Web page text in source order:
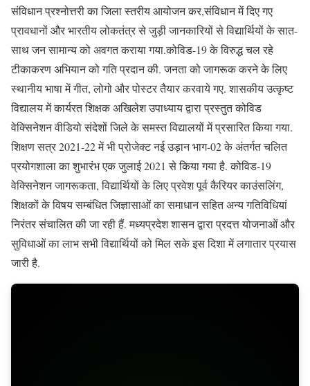
संविधान प्रश्नोत्तरी का जिला स्तरीय आयोजन कर,संविधान में दिए गए
प्रावधानों और भारतीय लोकतंत्र से जुड़ी जानकारियों से विद्यार्थियों के सात-
साथ जन सामान्य को अवगत कराया गया.कोविड-19 के विरुद्ध चल रहे
टीकाकरण अभियान को गति प्रदान की. जनता को जागरूक करने के लिए
स्थानीय भाषा में गीत, लोगो और पोस्टर तैयार करवाये गए. शासकीय उत्कृष्ट
विद्यालय में कार्यरत शिक्षक अखिलेश उपाध्याय द्वारा प्रस्तुत कोविड
वेक्सिनेशन वीडियो संदेशों जिले के समस्त विद्यालयों में प्रसारित किया गया.
शिक्षण सत्र 2021-22 में भी प्रोजेक्ट नई उड़ान भाग-02 के अंतर्गत चलित
प्रयोगशाला का शुभारंभ एक जुलाई 2021 से किया गया है. कोविड-19
वेक्सिनेशन जागरूकता, विद्यार्थियों के लिए प्रवेश पूर्व कैरियर काउंसलिंग,
शिक्षकों के विषय सम्बंधित जिज्ञासाओं का समाधान सहित अन्य गतिविधियां
निरंतर संचालित की जा रही हैं. मध्यप्रदेश शासन द्वारा प्रदत्त योजनाओं और
सुविधाओं का लाभ सभी विद्यार्थियों को मिल सके इस दिशा में लगातार प्रयास
जारी है.